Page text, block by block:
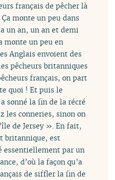
français de pêcher là
monte un peu dans
un an, un an et demi
monte un peu en
Anglais envoient des
pêcheurs britanniques
français, on part
quoi ! Et puis le
sonné la fin de la récré
les conneries, sinon on
de Jersey ». En fait,
britannique, est
essentiellement par un
d’où la façon qu’a
de siffler la fin de